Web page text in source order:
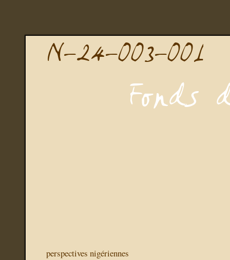
perspectives nigériennes